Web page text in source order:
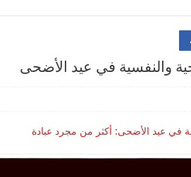
والنفسية في عيد الأضحى
في عيد الأضحى: أكثر من مجرد عبادة